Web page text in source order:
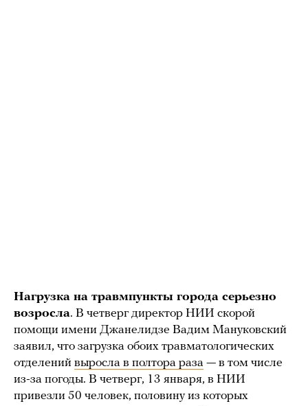
Нагрузка на травмпункты города серьезно
возросла. В четверг директор НИИ скорой
помощи имени Джанелидзе Вадим Мануковский
заявил, что загрузка обоих травматологических
отделений выросла в полтора раза — в том числе
из-за погоды. В четверг, 13 января, в НИИ
привезли 50 человек, половину из которых